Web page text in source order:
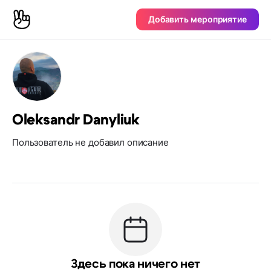
Добавить мероприятие
Oleksandr Danyliuk
Пользователь не добавил описание
Здесь пока ничего нет